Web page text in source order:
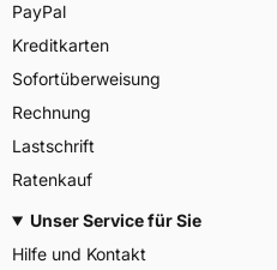
PayPal
Kreditkarten
Sofortüberweisung
Rechnung
Lastschrift
Ratenkauf
Unser Service für Sie
Hilfe und Kontakt